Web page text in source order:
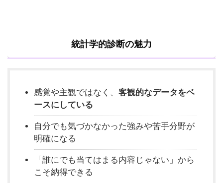
統計学的診断の魅力
感覚や主観ではなく、 客観的なデータをベ
ースにしている
自分でも気づかなかった強みや苦手分野が
明確になる
「誰にでも当てはまる内容じゃない」から
こそ納得できる